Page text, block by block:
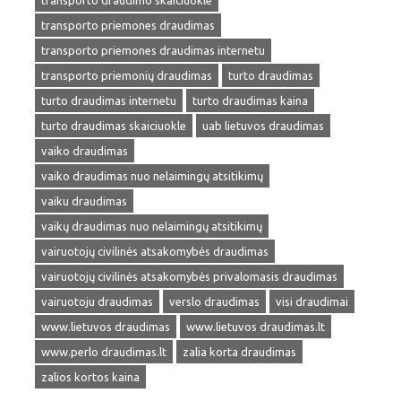
transporto priemones draudimas
transporto priemones draudimas internetu
transporto priemonių draudimas
turto draudimas
turto draudimas internetu
turto draudimas kaina
turto draudimas skaiciuokle
uab lietuvos draudimas
vaiko draudimas
vaiko draudimas nuo nelaimingų atsitikimų
vaiku draudimas
vaikų draudimas nuo nelaimingų atsitikimų
vairuotojų civilinės atsakomybės draudimas
vairuotojų civilinės atsakomybės privalomasis draudimas
vairuotoju draudimas
verslo draudimas
visi draudimai
www.lietuvos draudimas
www.lietuvos draudimas.lt
www.perlo draudimas.lt
zalia korta draudimas
zalios kortos kaina